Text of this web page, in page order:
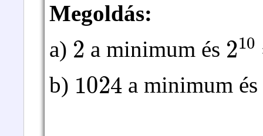
Megoldás:
a) 2 a minimum és 210
b) 1024 a minimum